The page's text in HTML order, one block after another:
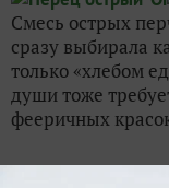
Смесь острых
сразу выбирала
только «хлебом
души тоже
фееричных
21